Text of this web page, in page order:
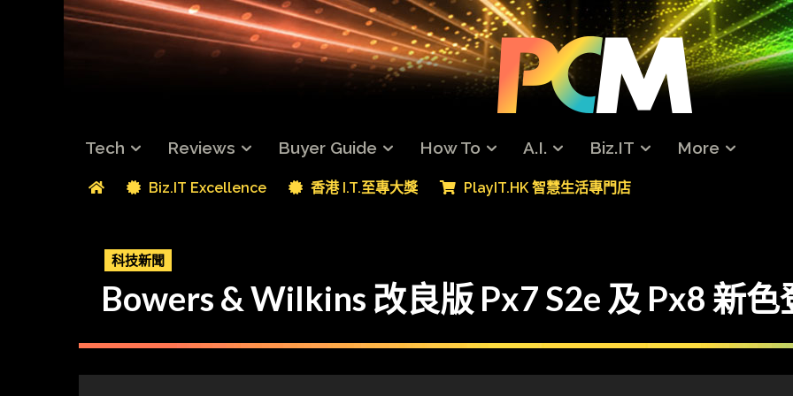
Tech Reviews Buyer Guide How To A.I. Biz.IT More
Biz.IT Excellence 香港 I.T.至專大獎 PlayIT.HK 智慧生活專門店
科技新聞
Bowers & Wilkins 改良版 Px7 S2e 及 Px8 新色